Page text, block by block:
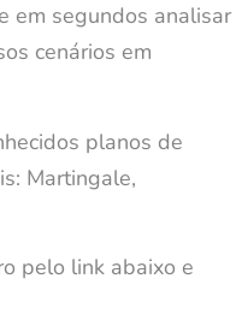
em segundos analisar
cenários em
planos de
Martingale,
pelo link abaixo e